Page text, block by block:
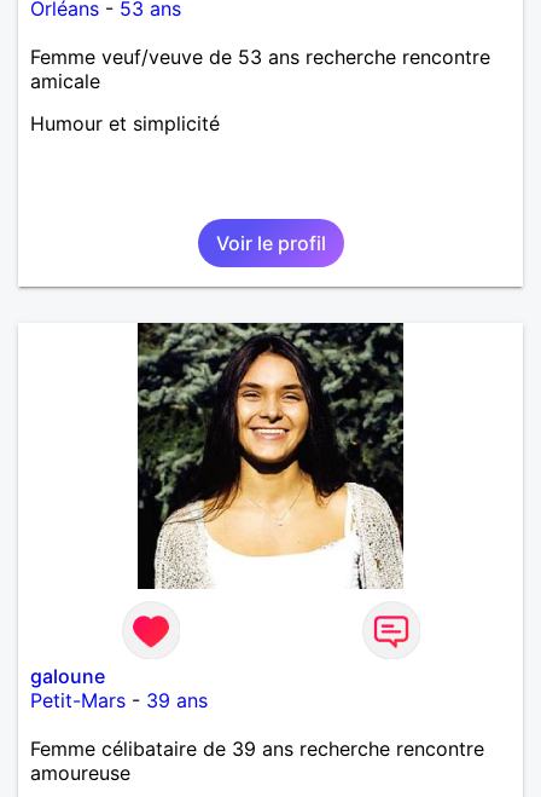
Orléans - 53 ans
Femme veuf/veuve de 53 ans recherche rencontre
amicale
Humour et simplicité
Voir le profil
galoune
Petit-Mars - 39 ans
Femme célibataire de 39 ans recherche rencontre
amoureuse